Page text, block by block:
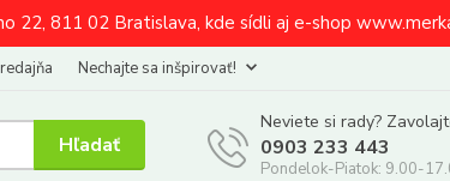
22, 811 02 Bratislava, kde sídli aj e-shop
Nechajte sa inšpirovať!
Hľadať
Neviete si rady?
0903 233 443
Pondelok-Piatok: 9.00-